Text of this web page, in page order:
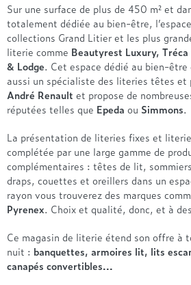
Sur une surface de plus de 450 m² et
totalement dédiée au bien-être,
collections Grand Litier et les plus
literie comme Beautyrest Luxury, Tréca
& Lodge. Cet espace dédié au bien-
aussi un spécialiste des literies têtes et
André Renault et propose de
réputées telles que Epeda ou Simmons.
La présentation de literies fixes et
complétée par une large gamme de
complémentaires : têtes de lit,
draps, couettes et oreillers dans un
rayon vous trouverez des marques
Pyrenex. Choix et qualité, donc, et à
Ce magasin de literie étend son offre à
nuit : banquettes, armoires lit, lits
canapés convertibles...